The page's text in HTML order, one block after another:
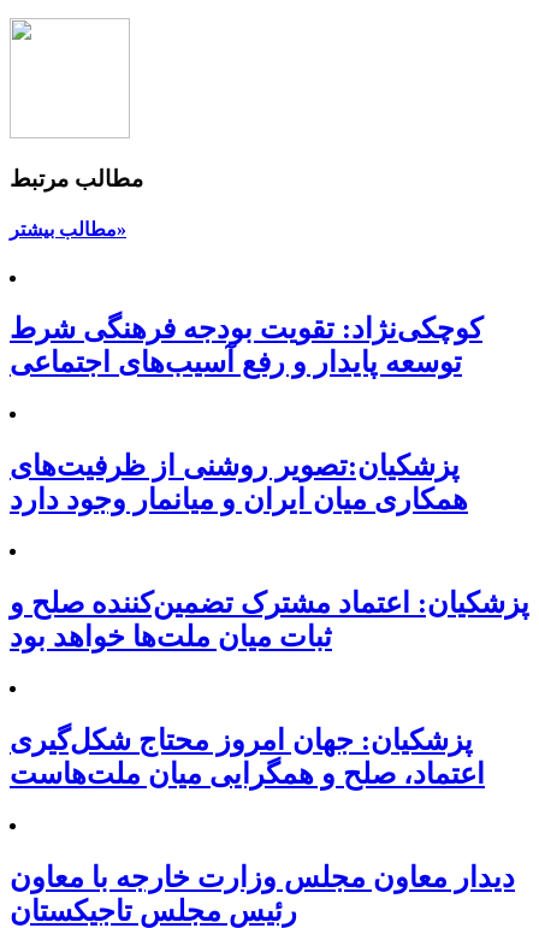
مطالب مرتبط
مطالب بیشتر»
کوچکی‌نژاد: تقویت بودجه فرهنگی شرط
توسعه پایدار و رفع آسیب‌های اجتماعی
پزشکیان:تصویر روشنی از ظرفیت‌های
همکاری میان ایران و میانمار وجود دارد
پزشکیان: اعتماد مشترک تضمین‌کننده صلح و
ثبات میان ملت‌ها خواهد بود
پزشکیان: جهان امروز محتاج شکل‌گیری
اعتماد، صلح و همگرایی میان ملت‌هاست
دیدار معاون مجلس وزارت خارجه با معاون
رئیس مجلس تاجیکستان